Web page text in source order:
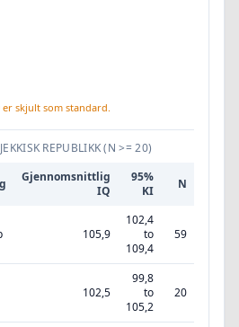
skjult som standard.
REPUBLIKK (N >= 20)
Gjennomsnittlig
IQ
95%
KI
N
105,9
102,4
to
109,4
59
102,5
99,8
to
105,2
20